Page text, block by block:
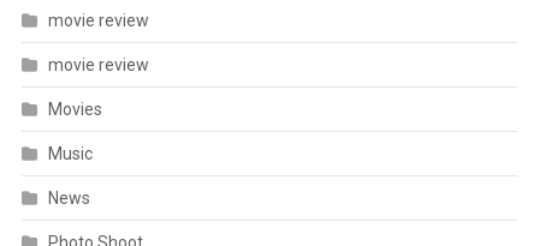
movie review
movie review
Movies
Music
News